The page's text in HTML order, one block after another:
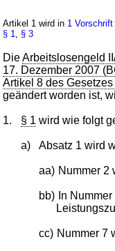
Artikel 1 wird in 1
§ 1
§ 3
DieArbeitslosengeld
17. Dezember 2007
Artikel 8 des
geändert worden ist,
1. § 1 wird wie folgt
a) Absatz 1 wird
aa) Nummer 2
bb)
In
cc) Nummer 7